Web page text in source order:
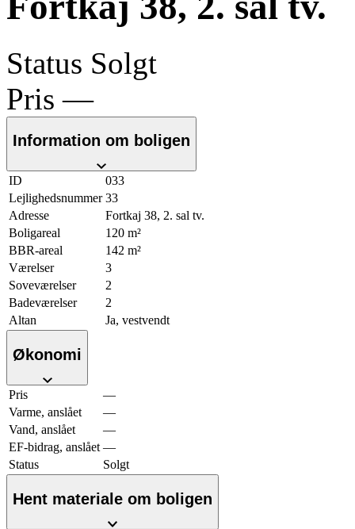
Status Solgt
Pris —
Information om boligen
ID
033
Lejlighedsnummer 33
Adresse
Fortkaj 38, 2. sal tv.
Boligareal
120 m²
BBR-areal
142 m²
Værelser
3
Soveværelser
2
Badeværelser
2
Altan
Ja, vestvendt
Økonomi
Pris
—
Varme, anslået
—
Vand, anslået
—
EF-bidrag, anslået —
Status
Solgt
Hent materiale om boligen